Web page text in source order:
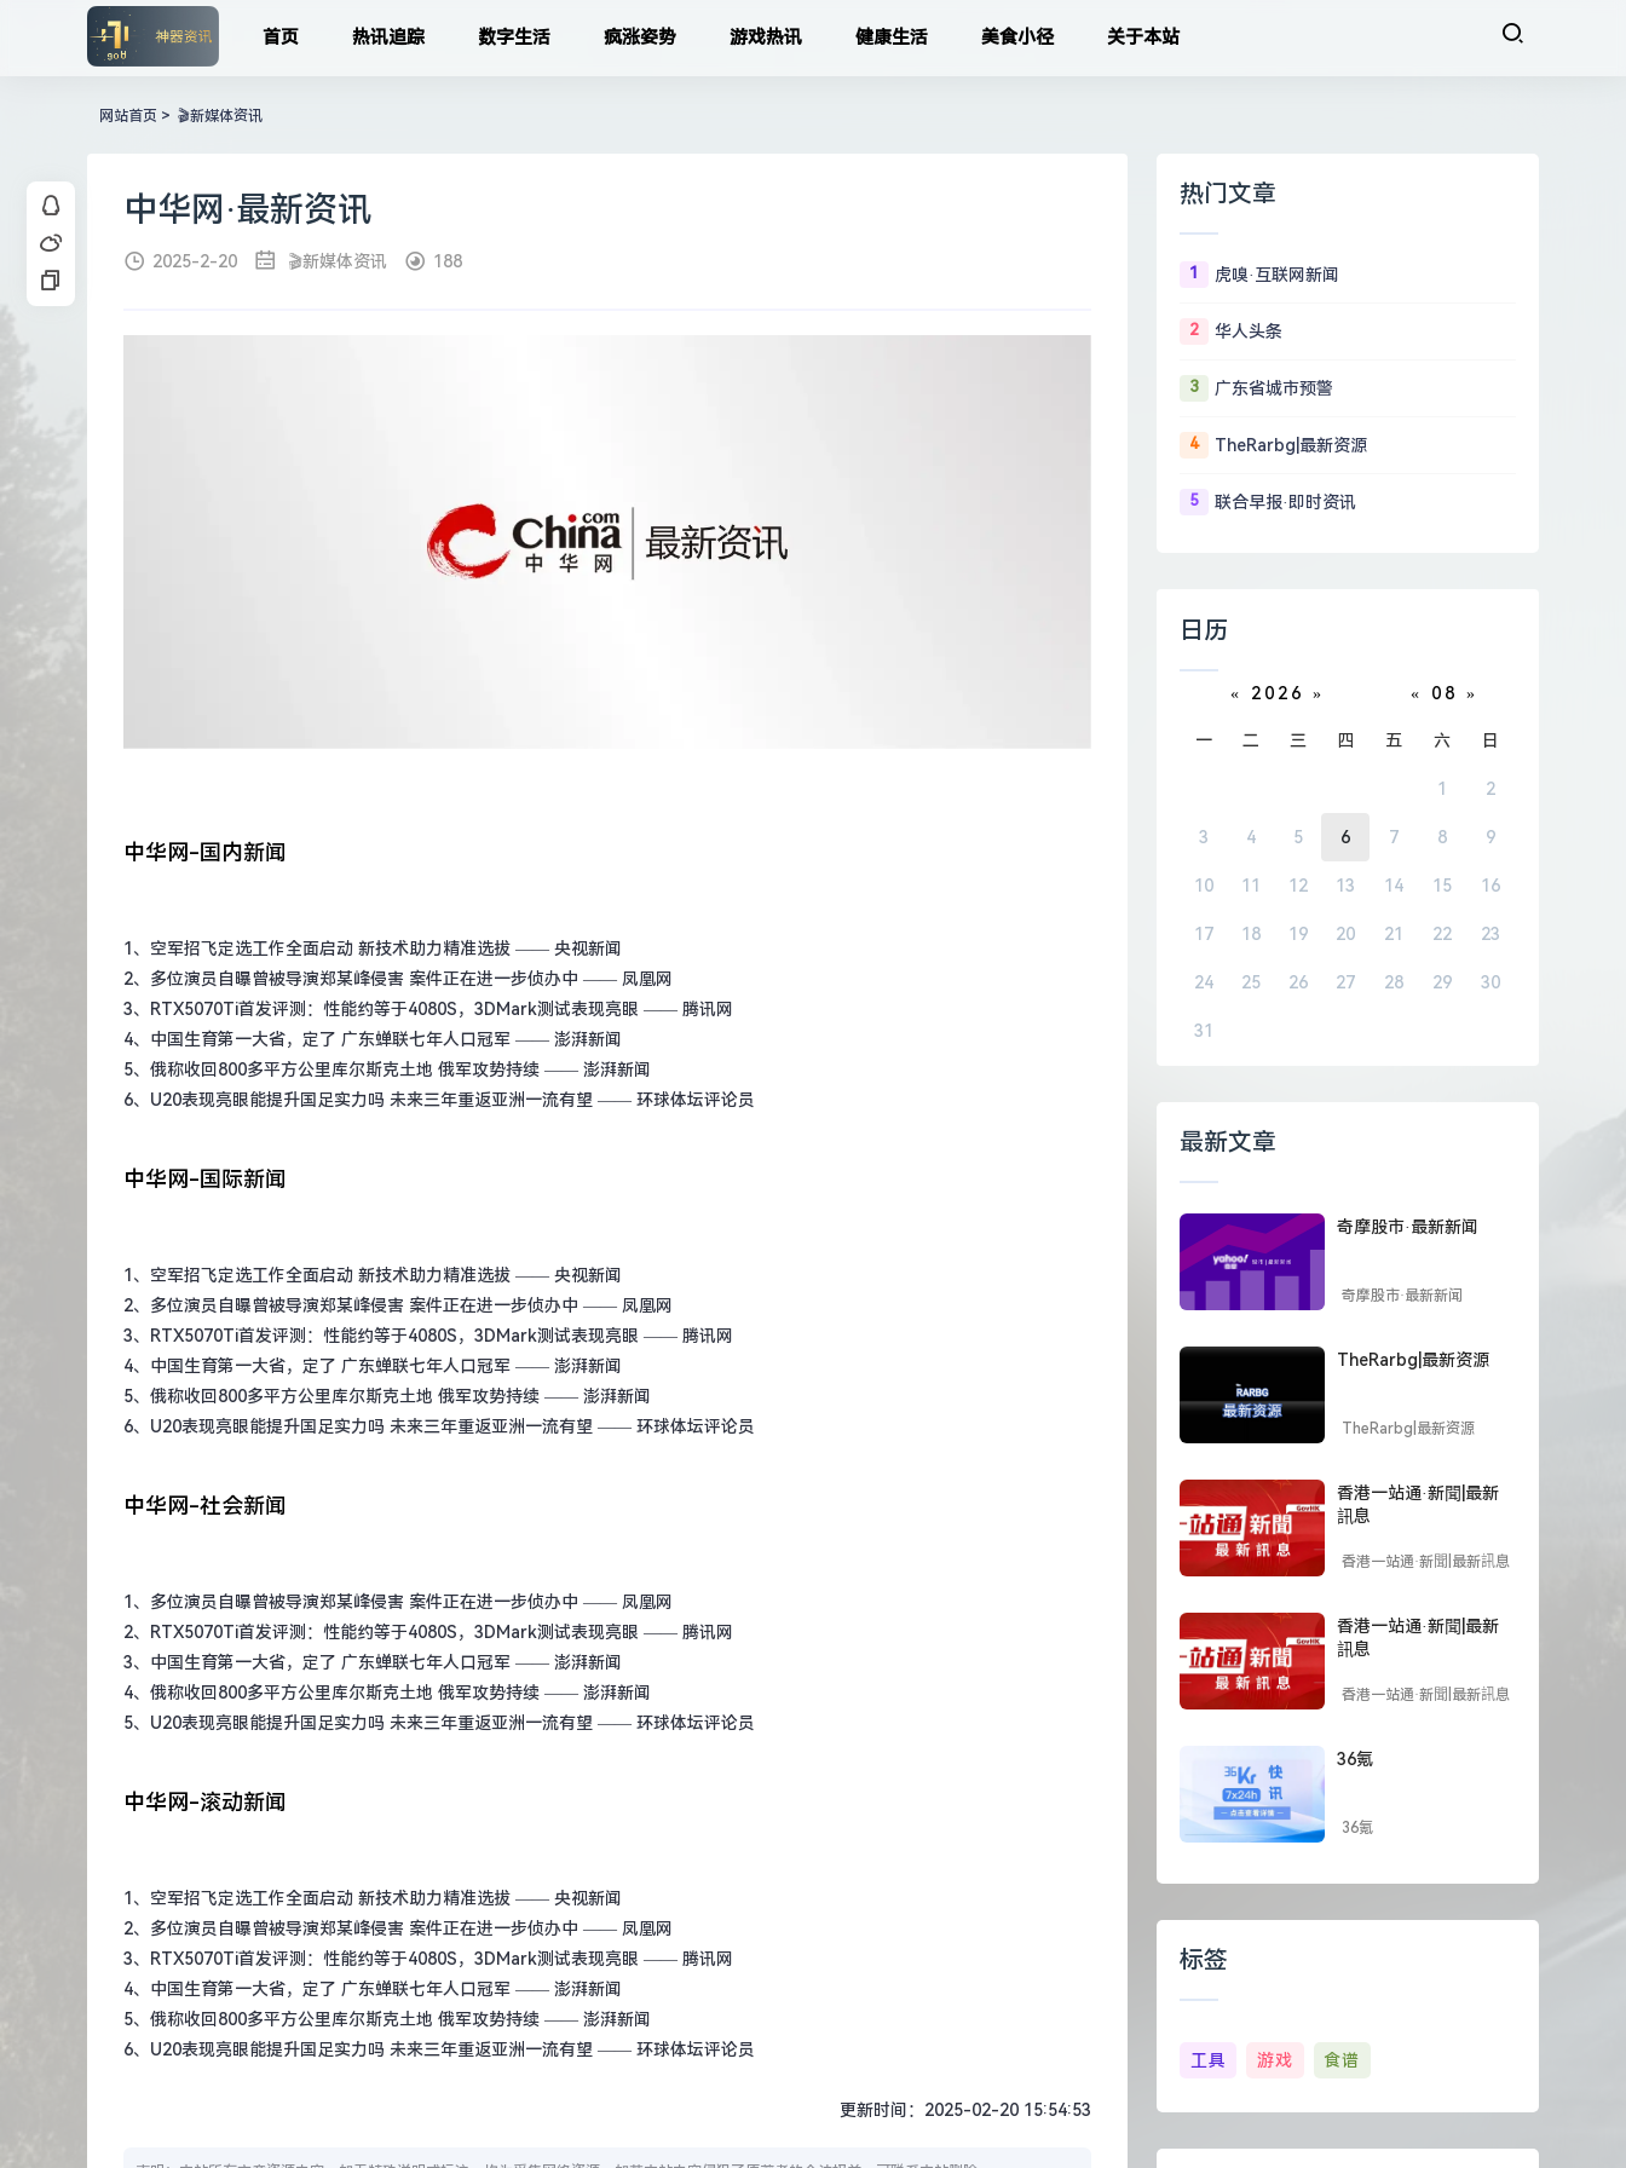
首页 热讯追踪 数字生活 疯涨姿势 游戏热讯 健康生活 美食小径 关于本站
网站首页 > 🎬新媒体资讯
中华网·最新资讯
2025-2-20 🎬新媒体资讯 188
中华网-国内新闻
1、 空军招飞定选工作全面启动 新技术助力精准选拔 —— 央视新闻
2、 多位演员自曝曾被导演郑某峰侵害 案件正在进一步侦办中 —— 凤凰网
3、
RTX5070Ti首发评测：性能约等于4080S，3DMark测试表现亮眼 —— 腾讯网
4、 中国生育第一大省，定了 广东蝉联七年人口冠军 —— 澎湃新闻
5、 俄称收回800多平方公里库尔斯克土地 俄军攻势持续 —— 澎湃新闻
6、 U20表现亮眼能提升国足实力吗 未来三年重返亚洲一流有望 —— 环球体坛评论员
中华网-国际新闻
1、 空军招飞定选工作全面启动 新技术助力精准选拔 —— 央视新闻
2、 多位演员自曝曾被导演郑某峰侵害 案件正在进一步侦办中 —— 凤凰网
3、
RTX5070Ti首发评测：性能约等于4080S，3DMark测试表现亮眼 —— 腾讯网
4、 中国生育第一大省，定了 广东蝉联七年人口冠军 —— 澎湃新闻
5、 俄称收回800多平方公里库尔斯克土地 俄军攻势持续 —— 澎湃新闻
6、 U20表现亮眼能提升国足实力吗 未来三年重返亚洲一流有望 —— 环球体坛评论员
中华网-社会新闻
1、 多位演员自曝曾被导演郑某峰侵害 案件正在进一步侦办中 —— 凤凰网
2、
RTX5070Ti首发评测：性能约等于4080S，3DMark测试表现亮眼 —— 腾讯网
3、 中国生育第一大省，定了 广东蝉联七年人口冠军 —— 澎湃新闻
4、 俄称收回800多平方公里库尔斯克土地 俄军攻势持续 —— 澎湃新闻
5、 U20表现亮眼能提升国足实力吗 未来三年重返亚洲一流有望 —— 环球体坛评论员
中华网-滚动新闻
1、 空军招飞定选工作全面启动 新技术助力精准选拔 —— 央视新闻
2、 多位演员自曝曾被导演郑某峰侵害 案件正在进一步侦办中 —— 凤凰网
3、
RTX5070Ti首发评测：性能约等于4080S，3DMark测试表现亮眼 —— 腾讯网
4、 中国生育第一大省，定了 广东蝉联七年人口冠军 —— 澎湃新闻
5、 俄称收回800多平方公里库尔斯克土地 俄军攻势持续 —— 澎湃新闻
6、 U20表现亮眼能提升国足实力吗 未来三年重返亚洲一流有望 —— 环球体坛评论员
更新时间：2025-02-20 15:54:53
热门文章
1 虎嗅·互联网新闻
2 华人头条
3 广东省城市预警
4 TheRarbg|最新资源
5 联合早报·即时资讯
日历
« 2026 » « 08 »
一 二 三 四 五 六 日
1 2
3 4 5 6 7 8 9
10 11 12 13 14 15 16
17 18 19 20 21 22 23
24 25 26 27 28 29 30
31
最新文章
奇摩股市·最新新闻
奇摩股市·最新新闻
TheRarbg|最新资源
TheRarbg|最新资源
香港一站通·新聞|最新
訊息
香港一站通·新聞|最新訊息
香港一站通·新聞|最新
訊息
香港一站通·新聞|最新訊息
36氪
36氪
标签
工具 游戏 食谱